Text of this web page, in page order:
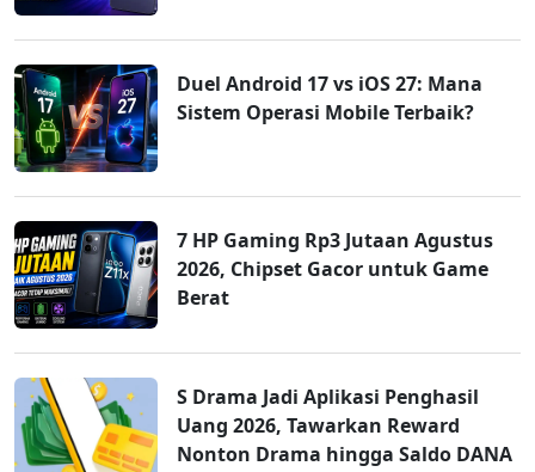
Duel Android 17 vs iOS 27: Mana
Sistem Operasi Mobile Terbaik?
7 HP Gaming Rp3 Jutaan Agustus
2026, Chipset Gacor untuk Game
Berat
S Drama Jadi Aplikasi Penghasil
Uang 2026, Tawarkan Reward
Nonton Drama hingga Saldo DANA